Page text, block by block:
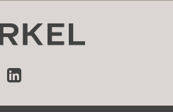
LinkedIn